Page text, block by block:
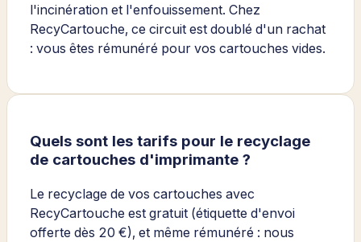
l'incinération et l'enfouissement. Chez
RecyCartouche, ce circuit est doublé d'un rachat
: vous êtes rémunéré pour vos cartouches vides.
Quels sont les tarifs pour le recyclage
de cartouches d'imprimante ?
Le recyclage de vos cartouches avec
RecyCartouche est gratuit (étiquette d'envoi
offerte dès 20 €), et même rémunéré : nous